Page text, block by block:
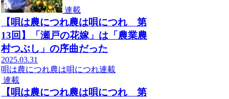
連載
【唄は農につれ農は唄につれ 第
13回】「瀬戸の花嫁」は「農業農
村つぶし」の序曲だった
2025.03.31
唄は農につれ農は唄につれ連載
連載
【唄は農につれ農は唄につれ 第